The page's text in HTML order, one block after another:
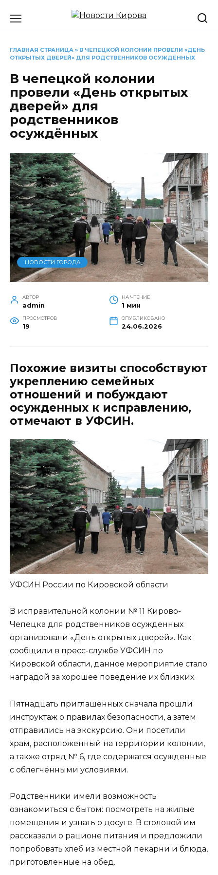
ГЛАВНАЯ СТРАНИЦА » В ЧЕПЕЦКОЙ КОЛОНИИ ПРОВЕЛИ «ДЕНЬ
ОТКРЫТЫХ ДВЕРЕЙ» ДЛЯ РОДСТВЕННИКОВ ОСУЖДЁННЫХ
В чепецкой колонии
провели «День открытых
дверей» для
родственников
осуждённых
НОВОСТИ ГОРОДА
АВТОР
admin
НА ЧТЕНИЕ
1 мин
ПРОСМОТРОВ
19
ОПУБЛИКОВАНО
24.06.2026
Похожие визиты способствуют
укреплению семейных
отношений и побуждают
осужденных к исправлению,
отмечают в УФСИН.
УФСИН России по Кировской области
В исправительной колонии № 11 Кирово-
Чепецка для родственников осужденных
организовали «День открытых дверей». Как
сообщили в пресс-службе УФСИН по
Кировской области, данное мероприятие стало
наградой за хорошее поведение их близких.
Пятнадцать приглашённых сначала прошли
инструктаж о правилах безопасности, а затем
отправились на экскурсию. Они посетили
храм, расположенный на территории колонии,
а также отряд № 6, где содержатся осужденные
с облегчёнными условиями.
Родственники имели возможность
ознакомиться с бытом: посмотреть на жилые
помещения и узнать о досуге. В столовой им
рассказали о рационе питания и предложили
попробовать хлеб из местной пекарни и блюда,
приготовленные на обед.